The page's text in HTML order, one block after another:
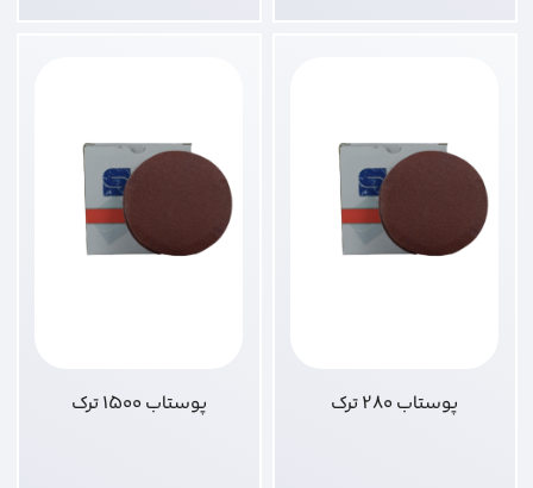
پوستاب 280 ترک پوستاب 1500 ترک